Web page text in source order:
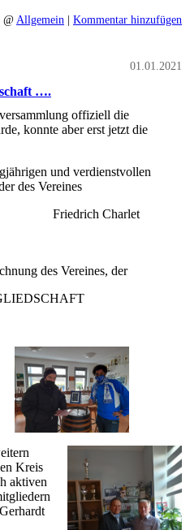
@ Allgemein | Kommentar hinzufügen
01.01.2021
….
offiziell die
konnte aber erst jetzt die
und verdienstvollen
des Vereines
Charlet
des Vereines, der
Kreis
aktiven